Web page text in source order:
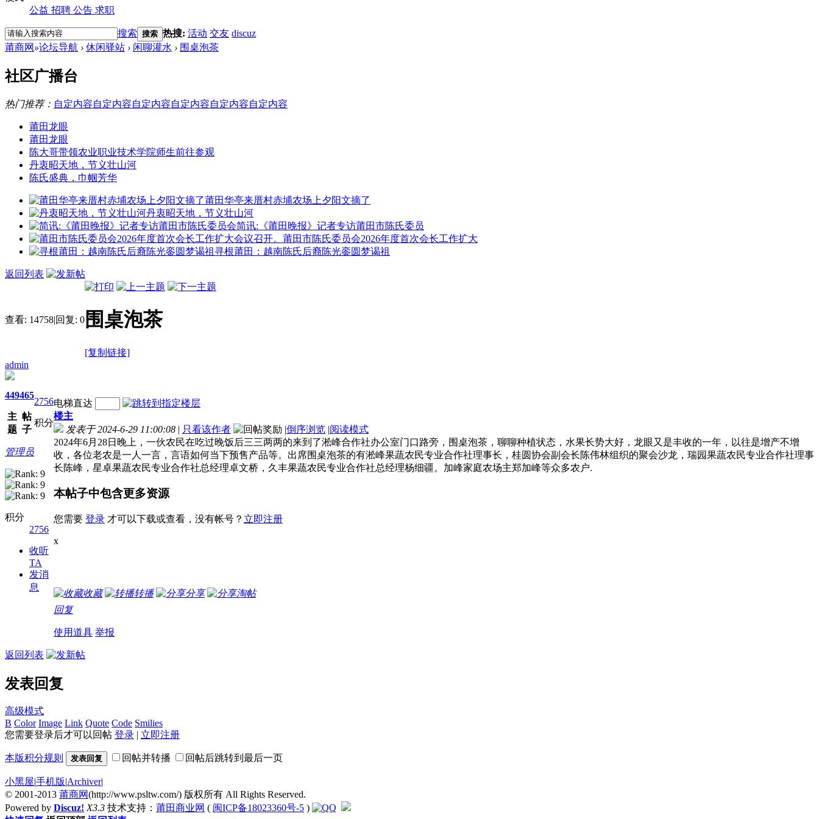
公益 招聘 公告 求职
搜索 搜索 热搜: 活动 交友 discuz
莆商网 »论坛导航 › 休闲驿站 › 闲聊灌水 › 围桌泡茶
社区广播台
热门推荐： 自定内容自定内容自定内容自定内容自定内容自定内容
莆田龙眼
莆田龙眼
陈大哥带领农业职业技术学院师生前往参观
丹衷昭天地，节义壮山河
陈氏盛典，巾帼芳华
莆田华亭来厝村赤埔农场上夕阳文摘了
丹衷昭天地，节义壮山河
简讯:《莆田晚报》记者专访莆田市陈氏委员
莆田市陈氏委员会2026年度首次会长工作扩大
寻根莆田：越南陈氏后裔陈光銮圆梦谒祖
返回列表
查看: 14758|回复: 0 围桌泡茶
[复制链接]
admin
449
主
题
465
帖
子
2756
积分
管理员
积分
2756
收听
TA
发消
息
电梯直达
楼主
发表于 2024-6-29 11:00:08 | 只看该作者 |倒序浏览 |阅读模式
2024年6月28日晚上，一伙农民在吃过晚饭后三三两两的来到了淞峰合作社办公室门口路旁，围桌泡茶，聊聊种植状态，水果长势大好，龙眼又是丰收的一年，以往是增产不增
收，各位老农是一人一言，言语如何当下预售产品等。出席围桌泡茶的有淞峰果蔬农民专业合作社理事长，桂圆协会副会长陈伟林组织的聚会沙龙，瑞园果蔬农民专业合作社理事
长陈峰，星卓果蔬农民专业合作社总经理卓文桥，久丰果蔬农民专业合作社总经理杨细疆。加峰家庭农场主郑加峰等众多农户.
本帖子中包含更多资源
您需要 登录 才可以下载或查看，没有帐号？ 立即注册
x
收藏 转播 分享
淘帖
回复
使用道具 举报
返回列表
发表回复
高级模式
B Color Image Link Quote Code Smilies
您需要登录后才可以回帖 登录 | 立即注册
本版积分规则 发表回复 回帖并转播 回帖后跳转到最后一页
小黑屋|手机版|Archiver|
© 2001-2013 莆商网(http://www.psltw.com/) 版权所有 All Rights Reserved.
Powered by Discuz! X3.3 技术支持： 莆田商业网 ( 闽ICP备18023360号-5 )